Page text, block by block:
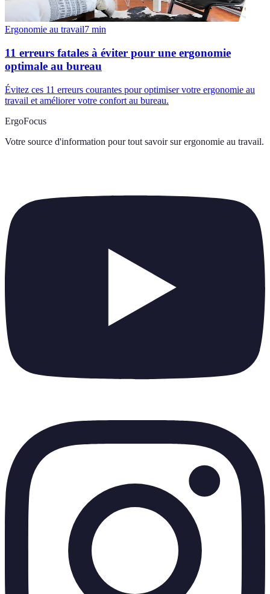
Ergonomie au travail7 min
11 erreurs fatales à éviter pour une ergonomie
optimale au bureau
Évitez ces 11 erreurs courantes pour optimiser votre ergonomie au
travail et améliorer votre confort au bureau.
ErgoFocus
Votre source d'information pour tout savoir sur ergonomie au travail.